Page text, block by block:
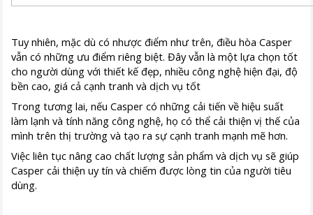
Tuy nhiên, mặc dù có nhược điểm như trên, điều hòa Casper
vẫn có những ưu điểm riêng biệt. Đây vẫn là một lựa chọn tốt
cho người dùng với thiết kế đẹp, nhiều công nghệ hiện đại, độ
bền cao, giá cả cạnh tranh và dịch vụ tốt
Trong tương lai, nếu Casper có những cải tiến về hiệu suất
làm lạnh và tính năng công nghệ, họ có thể cải thiện vị thế của
mình trên thị trường và tạo ra sự cạnh tranh mạnh mẽ hơn.
Việc liên tục nâng cao chất lượng sản phẩm và dịch vụ sẽ giúp
Casper cải thiện uy tín và chiếm được lòng tin của người tiêu
dùng.